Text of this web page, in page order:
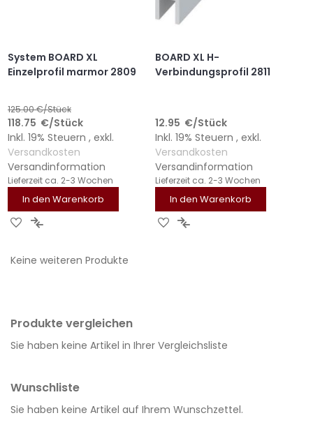
System BOARD XL
Einzelprofil marmor 2809
125.00€/Stück
118.75 €/Stück
Inkl. 19% Steuern , exkl.
Versandkosten
Versandinformation
Lieferzeit ca. 2-3 Wochen
In den Warenkorb
ZUR
HINZUFÜGEN
ZUR
HINZUFÜGEN
BOARD XL H-
Verbindungsprofil 2811
12.95 €/Stück
Inkl. 19% Steuern , exkl.
Versandkosten
Versandinformation
Lieferzeit ca. 2-3 Wochen
In den Warenkorb
ZURZUR
Keine weiteren Produkte
Produkte vergleichen
Sie haben keine Artikel in Ihrer Vergleichsliste
Wunschliste
Sie haben keine Artikel auf Ihrem Wunschzettel.